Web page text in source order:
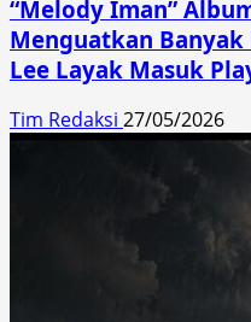
“Melody Iman”
Menguatkan
Lee Layak Masuk
Tim Redaksi 27/05/2026